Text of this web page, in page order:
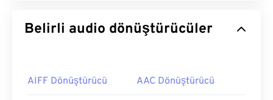
Belirli audio dönüştürücüler
AIFF Dönüştürücü AAC Dönüştürücü